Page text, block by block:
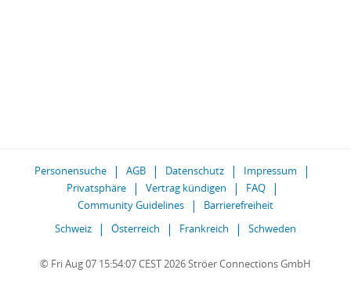
Personensuche AGB Datenschutz
Impressum
Privatsphäre
Vertrag kündigen
FAQ
Community Guidelines
Barrierefreiheit
Schweiz
Österreich Frankreich Schweden
© Fri Aug 07 15:54:07 CEST 2026 Ströer Connections GmbH